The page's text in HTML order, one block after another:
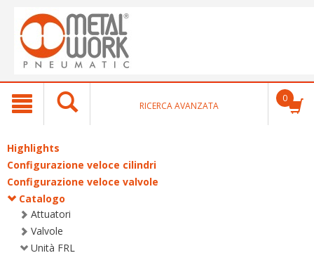
text.skipToContent
text.skipToNavigation
RICERCA AVANZATA
0
Highlights
Configurazione veloce cilindri
Configurazione veloce valvole
Catalogo
Attuatori
Valvole
Unità FRL